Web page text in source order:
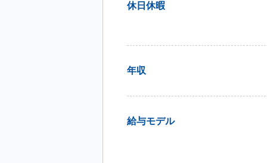
休日休暇
年収
給与モデル